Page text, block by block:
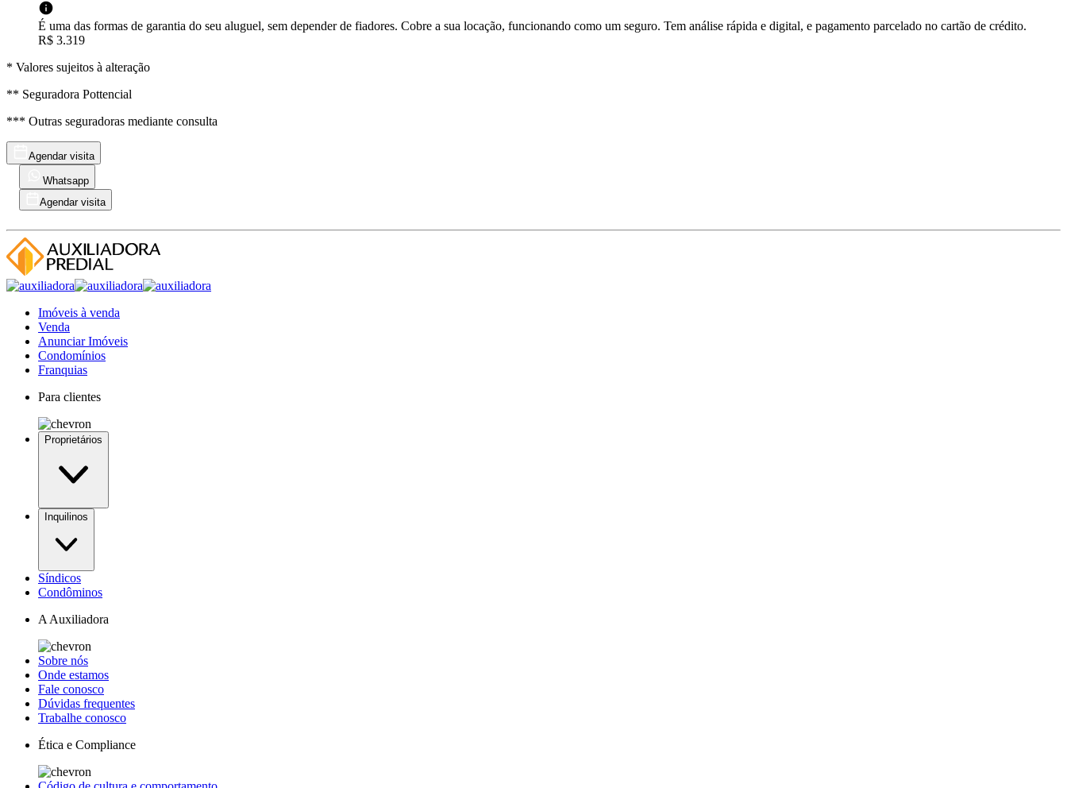
É uma das formas de garantia do seu aluguel, sem depender de fiadores. Cobre a sua locação, funcionando como um seguro. Tem análise rápida e digital, e pagamento parcelado no cartão de crédito.
R$ 3.319
* Valores sujeitos à alteração
** Seguradora Pottencial
*** Outras seguradoras mediante consulta
Agendar visita
Whatsapp
Agendar visita
Imóveis à venda
Venda
Anunciar Imóveis
Condomínios
Franquias
Para clientes
Proprietários
Inquilinos
Síndicos
Condôminos
A Auxiliadora
Sobre nós
Onde estamos
Fale conosco
Dúvidas frequentes
Trabalhe conosco
Ética e Compliance